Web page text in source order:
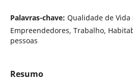
Palavras-chave: Qualidade de Vida
Empreendedores, Trabalho,
pessoas
Resumo